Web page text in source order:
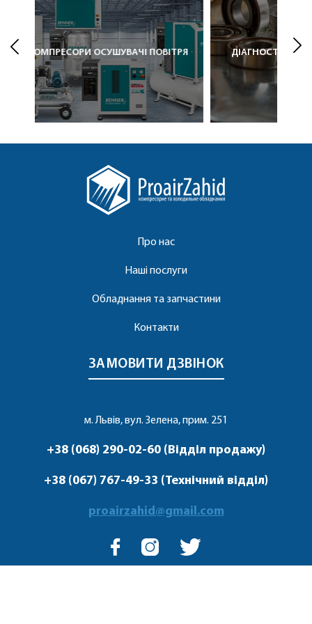
ДІАГНОСТИКА / ДЕФЕКТОВКА КОМПРЕСОРІВ
ЗАМОВИТИ ДЗВІНОК
Про нас
Наші послуги
Обладнання та запчастини
Контакти
м. Львів, вул. Зелена, прим. 251
+38 (068) 290-02-60 (Відділ продажу)
+38 (067) 767-49-33 (Технічний відділ)
proairzahid@gmail.com